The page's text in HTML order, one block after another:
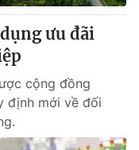
ưu đãi
cộng đồng
định mới về đối